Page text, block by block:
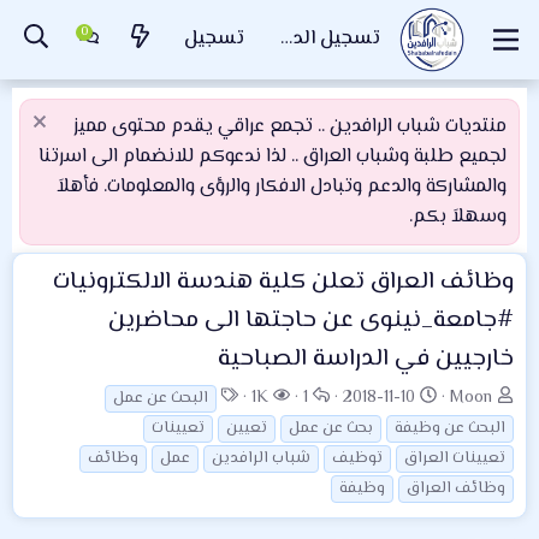
تسجيل الدخول تسجيل
منتديات شباب الرافدين .. تجمع عراقي يقدم محتوى مميز
لجميع طلبة وشباب العراق .. لذا ندعوكم للانضمام الى اسرتنا
والمشاركة والدعم وتبادل الافكار والرؤى والمعلومات. فأهلاَ
وسهلاَ بكم.
وظائف العراق تعلن كلية هندسة الالكترونيات
#جامعة_نينوى عن حاجتها الى محاضرين
خارجيين في الدراسة الصباحية
ب
ا
د
ئ
ا
Moon
ت
ا
ر
ي
خ
2018-11-10
ا
ل
ر
د
1
ا
ل
م
ش
1K
ا
و
س
البحث عن عمل
البحث عن وظيفة
بحث عن عمل تعيين
تعيينات
تعيينات العراق
توظيف شباب الرافدين عمل
وظائف
وظائف العراق
وظيفة